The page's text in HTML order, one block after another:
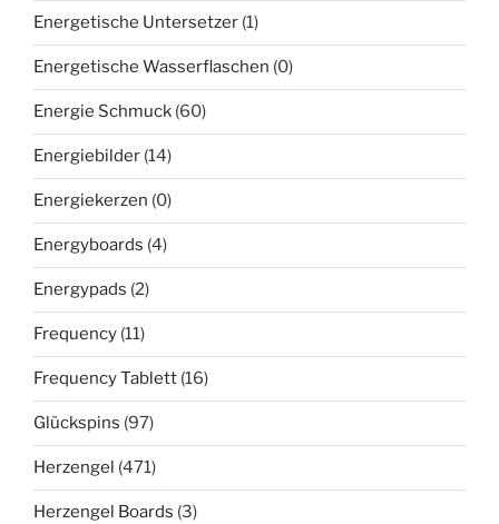
Energetische Untersetzer (1)
Energetische Wasserflaschen (0)
Energie Schmuck (60)
Energiebilder (14)
Energiekerzen (0)
Energyboards (4)
Energypads (2)
Frequency (11)
Frequency Tablett (16)
Glückspins (97)
Herzengel (471)
Herzengel Boards (3)